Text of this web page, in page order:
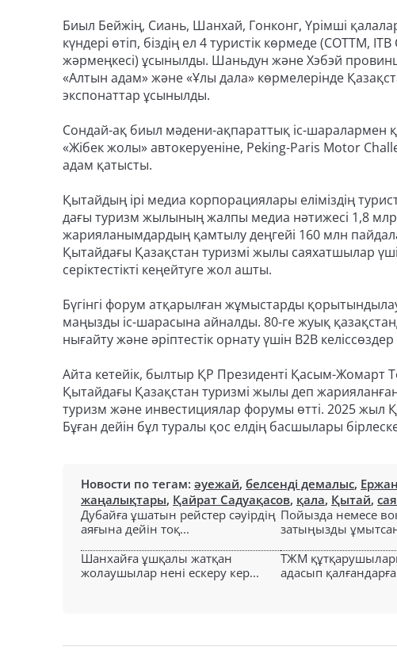
Биыл Бейжің, Сиань, Шанхай, Гонконг, Үрімші
күндері өтіп, біздің ел 4 туристік көрмеде
жәрмеңкесі) ұсынылды. Шаньдун және Хэбэй
«Алтын адам» және «Ұлы дала» көрмелерінде
экспонаттар ұсынылды.
Сондай-ақ биыл мәдени-ақпараттық іс-
«Жібек жолы» автокеруеніне, Peking-Paris Motor
адам қатысты.
Қытайдың ірі медиа корпорациялары еліміздің
дағы туризм жылының жалпы медиа нәтижесі 1,8
жарияланымдардың қамтылу деңгейі 160 млн
Қытайдағы Қазақстан туризмі жылы саяхатшылар
серіктестікті кеңейтуге жол ашты.
Бүгінгі форум атқарылған жұмыстарды
маңызды іс-шарасына айналды. 80-ге жуық
нығайту және әріптестік орнату үшін B2B келіссөздер
Айта кетейік, былтыр ҚР Президенті Қасым-
Қытайдағы Қазақстан туризмі жылы деп
туризм және инвестициялар форумы өтті. 2025
Бұған дейін бұл туралы қос елдің басшылары
Новости по тегам: әуежай, белсенді демалыс,
жаңалықтары, Қайрат Садуақасов, қала, Қытай,
Дубайға ұшатын рейстер сәуірдің
аяғына дейін тоқ...
Пойызда немесе
затыңызды
Шанхайға ұшқалы жатқан
жолаушылар нені ескеру кер...
ТЖМ
адасып